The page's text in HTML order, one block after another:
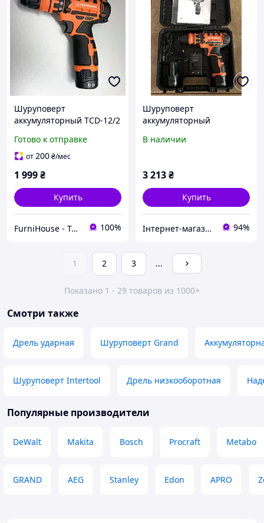
Шуруповерт
аккумуляторный TCD-12/2
шуруповерт со сменным
патроном Tekhmann
Готово к отправке
от200₴/мес
1 999₴
Купить
FurniHouse - Товары для дома и сада 100%
Шуруповерт
аккумуляторный
со съемным патроном и
В наличии
3 213₴
Купить
Інтернет-магазин idea-shop пропонує шкіряні ремені, гаманці та аксесуари для щоденного використання. 94%
1 2 3 ...
Показано 1 - 29 товаров из 1000+
Смотри также
Дрель ударная Шуруповерт Grand
Шуруповерт Intertool Дрель низкооборотная
Популярные производители
DeWalt Makita Bosch Procraft Metabo
GRAND AEG Stanley Edon APRO